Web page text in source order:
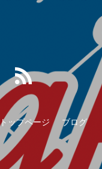
トップページ ブログ